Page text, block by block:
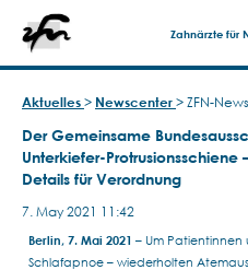
Zahnärzte für
Aktuelles > Newscenter > ZFN-
Der Gemeinsame
Unterkiefer-Protrusionsschiene
Details für Verordnung
7. May 2021 11:42
Berlin, 7. Mai 2021 – Um
Schlafapnoe – wiederholten